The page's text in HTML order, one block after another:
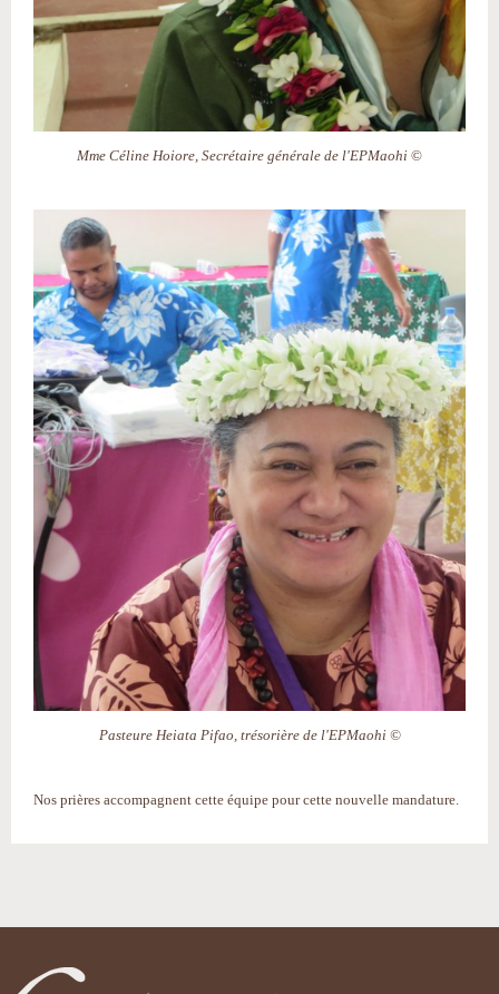
Mme Céline Hoiore, Secrétaire générale de l'EPMaohi ©
Pasteure Heiata Pifao, trésorière de l'EPMaohi ©
Nos prières accompagnent cette équipe pour cette nouvelle mandature.
document